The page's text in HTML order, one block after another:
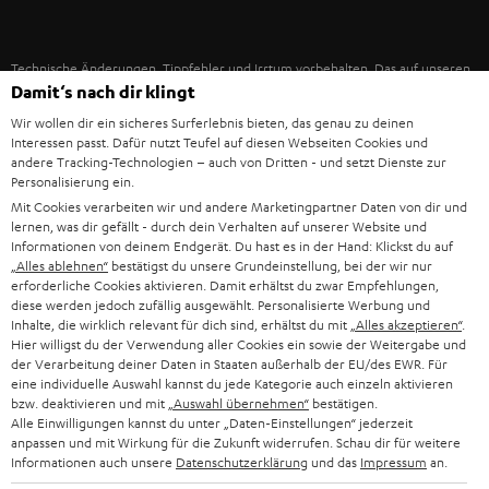
NACHHALTIGKEIT
UNSERE WERTE
BILDUNGSRABATT
BARRIEREFREIHEIT
USA
WEITERE LÄNDER
Technische Änderungen, Tippfehler und Irrtum vorbehalten. Das auf unseren
Fotos abgebildete Zubehör ist nicht im Lieferumfang enthalten. Etwaige
©2026 Lautsprecher Teufel GmbH - All rights reserved.
Impressum AGB Datenschutz Daten-Einstellungen
EU Data Act
Vertrag widerrufen
Damit‘s nach dir klingt
Wir wollen dir ein sicheres Surferlebnis bieten, das genau zu deinen
Interessen passt. Dafür nutzt Teufel auf diesen Webseiten Cookies und
andere Tracking-Technologien – auch von Dritten - und setzt Dienste zur
Personalisierung ein.
Mit Cookies verarbeiten wir und andere Marketingpartner Daten von dir und
lernen, was dir gefällt - durch dein Verhalten auf unserer Website und
Informationen von deinem Endgerät. Du hast es in der Hand: Klickst du auf
„Alles ablehnen“ bestätigst du unsere Grundeinstellung, bei der wir nur
erforderliche Cookies aktivieren. Damit erhältst du zwar Empfehlungen,
diese werden jedoch zufällig ausgewählt. Personalisierte Werbung und
Inhalte, die wirklich relevant für dich sind, erhältst du mit „Alles akzeptieren“.
Hier willigst du der Verwendung aller Cookies ein sowie der Weitergabe und
der Verarbeitung deiner Daten in Staaten außerhalb der EU/des EWR. Für
eine individuelle Auswahl kannst du jede Kategorie auch einzeln aktivieren
bzw. deaktivieren und mit „Auswahl übernehmen“ bestätigen.
Alle Einwilligungen kannst du unter „Daten-Einstellungen“ jederzeit
anpassen und mit Wirkung für die Zukunft widerrufen. Schau dir für weitere
Informationen auch unsere Datenschutzerklärung und das Impressum an.